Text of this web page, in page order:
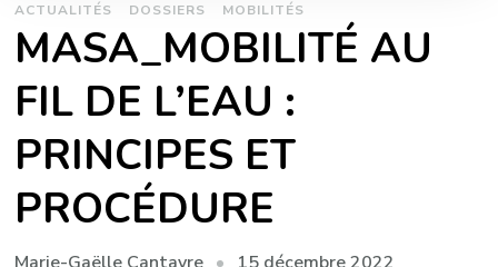
ACTUALITÉS DOSSIERS MOBILITÉS
MASA_MOBILITÉ AU
FIL DE L’EAU :
PRINCIPES ET
PROCÉDURE